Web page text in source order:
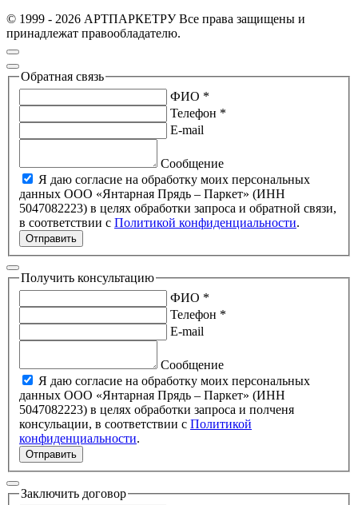
© 1999 - 2026 АРТПАРКЕТРУ Все права защищены и
принадлежат правообладателю.
Обратная связь
ФИО *
Телефон *
E-mail
Сообщение
Я даю согласие на обработку моих персональных
данных ООО «Янтарная Прядь – Паркет» (ИНН
5047082223) в целях обработки запроса и обратной связи,
в соответствии с Политикой конфиденциальности.
Отправить
Получить консультацию
ФИО *
Телефон *
E-mail
Сообщение
Я даю согласие на обработку моих персональных
данных ООО «Янтарная Прядь – Паркет» (ИНН
5047082223) в целях обработки запроса и полченя
консульации, в соответствии с Политикой
конфиденциальности.
Отправить
Заключить договор